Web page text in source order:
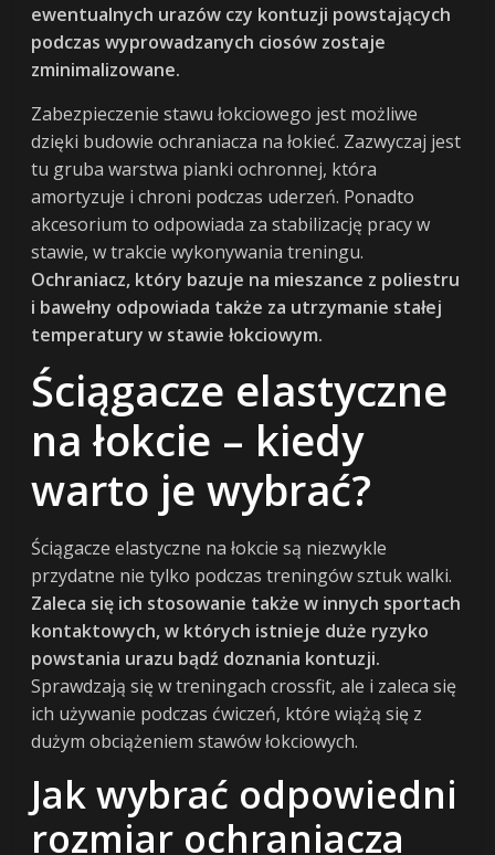
ewentualnych urazów czy kontuzji powstających
podczas wyprowadzanych ciosów zostaje
zminimalizowane.
Zabezpieczenie stawu łokciowego jest możliwe
dzięki budowie ochraniacza na łokieć. Zazwyczaj jest
tu gruba warstwa pianki ochronnej, która
amortyzuje i chroni podczas uderzeń. Ponadto
akcesorium to odpowiada za stabilizację pracy w
stawie, w trakcie wykonywania treningu.
Ochraniacz, który bazuje na mieszance z poliestru
i bawełny odpowiada także za utrzymanie stałej
temperatury w stawie łokciowym.
Ściągacze elastyczne
na łokcie – kiedy
warto je wybrać?
Ściągacze elastyczne na łokcie są niezwykle
przydatne nie tylko podczas treningów sztuk walki.
Zaleca się ich stosowanie także w innych sportach
kontaktowych, w których istnieje duże ryzyko
powstania urazu bądź doznania kontuzji.
Sprawdzają się w treningach crossfit, ale i zaleca się
ich używanie podczas ćwiczeń, które wiążą się z
dużym obciążeniem stawów łokciowych.
Jak wybrać odpowiedni
rozmiar ochraniacza